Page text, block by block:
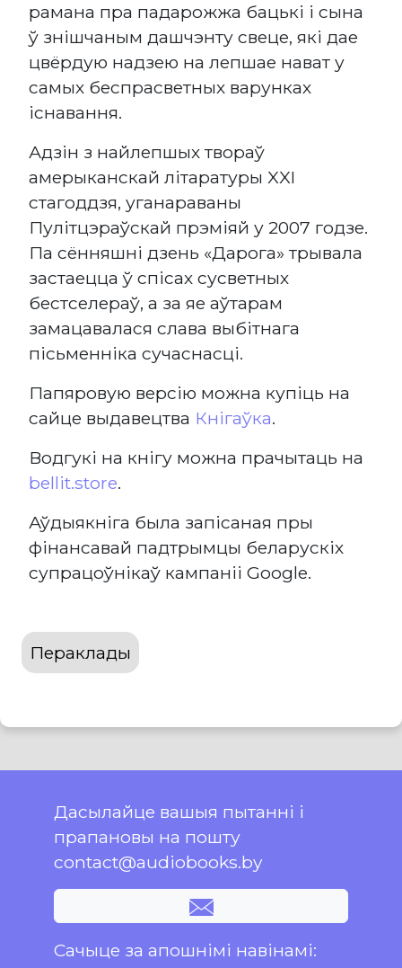
рамана пра падарожжа бацькі і сына
ў знішчаным дашчэнту свеце, які дае
цвёрдую надзею на лепшае нават у
самых беспрасветных варунках
існавання.
Адзін з найлепшых твораў
амерыканскай літаратуры XXI
стагоддзя, уганараваны
Пулітцэраўскай прэміяй у 2007 годзе.
Па сённяшні дзень «Дарога» трывала
застаецца ў спісах сусветных
бестселераў, а за яе аўтарам
замацавалася слава выбітнага
пісьменніка сучаснасці.
Папяровую версію можна купіць на
сайце выдавецтва Кнігаўка.
Водгукі на кнігу можна прачытаць на
bellit.store.
Аўдыякніга была запісаная пры
фінансавай падтрымцы беларускіх
супрацоўнікаў кампаніі Google.
Пераклады
Дасылайце вашыя пытанні і
прапановы на пошту
contact@audiobooks.by
Сачыце за апошнімі навінамі: